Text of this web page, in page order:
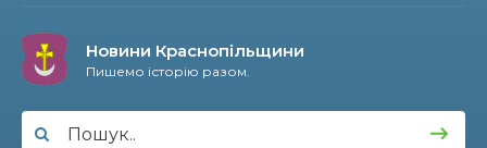
11:10
Інтелект, спорт та творчість: історія успіху
Новини Краснопільщини
Пишемо історію разом.